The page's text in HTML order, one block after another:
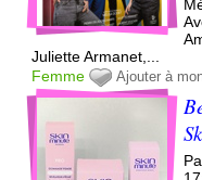
Juliette Armanet,...
Femme
Ajouter à